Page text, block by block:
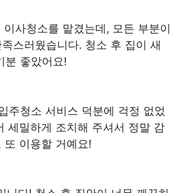
사청소를 맡겼는데, 모든 부분이
스러웠습니다. 청소 후 집이 새
분 좋았어요!
주청소 서비스 덕분에 걱정 없었
세밀하게 조치해 주셔서 정말 감
또 이용할 거예요!